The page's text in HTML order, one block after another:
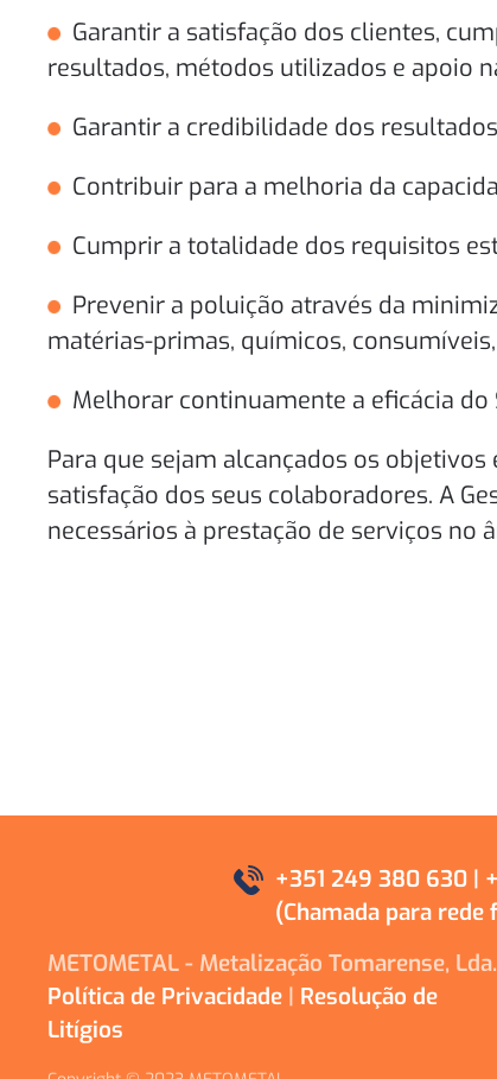
Garantir a satisfação dos clientes,
resultados, métodos utilizados e apoio
Garantir a credibilidade dos
Contribuir para a melhoria da
Cumprir a totalidade dos requisitos
Prevenir a poluição através da
matérias-primas, químicos,
Melhorar continuamente a eficácia
Para que sejam alcançados os
satisfação dos seus colaboradores. A
necessários à prestação de serviços no
+351 249 380 630 |
(Chamada para rede
METOMETAL - Metalização Tomarense, Lda.
Política de Privacidade | Resolução de
Litígios